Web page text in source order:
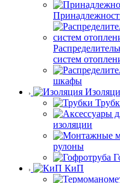
систем
шкафы
изоляции
рулоны
КиП